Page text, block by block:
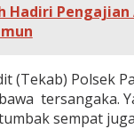
Hadiri
(Tekab) Polsek
tersangaka.
sempat